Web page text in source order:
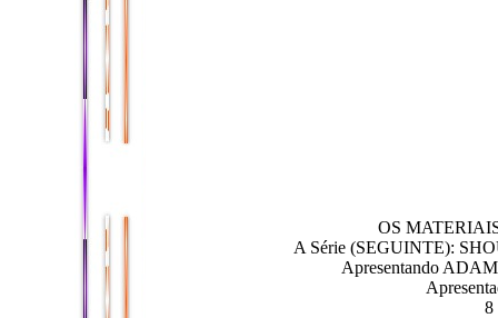
OS
A Série (SEGUINTE):
Apresentando
8